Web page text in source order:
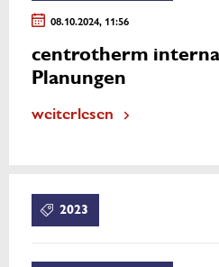
08.10.2024, 11:56
centrotherm
Planungen
weiterlesen
2023